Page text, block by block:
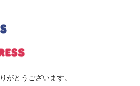
がとうございます。